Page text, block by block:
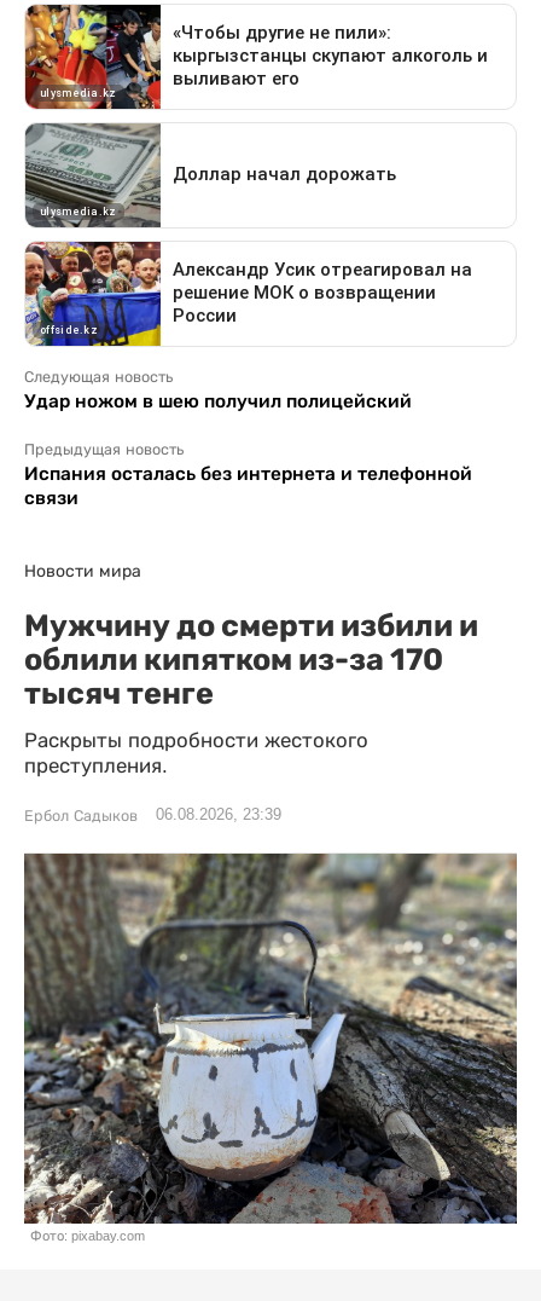
Следующая новость
Удар ножом в шею получил полицейский
Предыдущая новость
Испания осталась без интернета и телефонной
связи
Новости мира
Мужчину до смерти избили и
облили кипятком из-за 170
тысяч тенге
Раскрыты подробности жестокого
преступления.
Ербол Садыков 06.08.2026, 23:39
Фото: pixabay.com